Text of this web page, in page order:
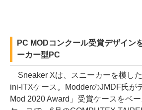
PC MODコンクール受賞デザイン
ーカー型PC
Sneaker Xは、スニーカーを模し
ini-ITXケース。ModderのJMDF氏が
Mod 2020 Award」受賞ケースをベ